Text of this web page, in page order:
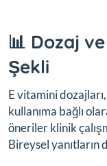
📊 Dozaj
Şekli
E vitamini
kullanıma bağlı
öneriler klinik
Bireysel yanıtların